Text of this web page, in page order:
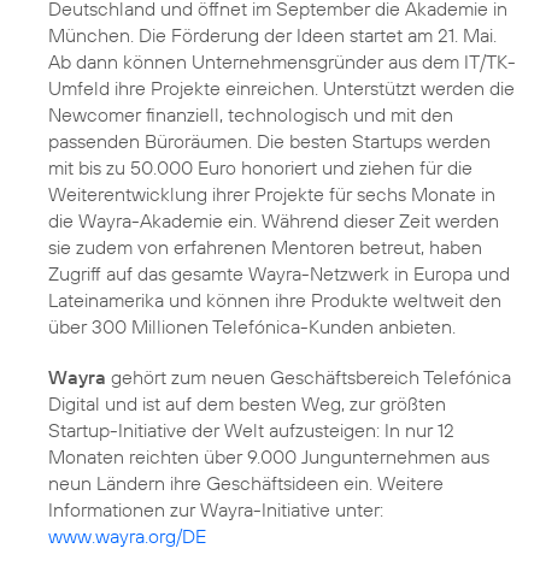
Deutschland und öffnet im September die Akademie in
München. Die Förderung der Ideen startet am 21. Mai.
Ab dann können Unternehmensgründer aus dem IT/TK-
Umfeld ihre Projekte einreichen. Unterstützt werden die
Newcomer finanziell, technologisch und mit den
passenden Büroräumen. Die besten Startups werden
mit bis zu 50.000 Euro honoriert und ziehen für die
Weiterentwicklung ihrer Projekte für sechs Monate in
die Wayra-Akademie ein. Während dieser Zeit werden
sie zudem von erfahrenen Mentoren betreut, haben
Zugriff auf das gesamte Wayra-Netzwerk in Europa und
Lateinamerika und können ihre Produkte weltweit den
über 300 Millionen Telefónica-Kunden anbieten.
Wayra gehört zum neuen Geschäftsbereich Telefónica
Digital und ist auf dem besten Weg, zur größten
Startup-Initiative der Welt aufzusteigen: In nur 12
Monaten reichten über 9.000 Jungunternehmen aus
neun Ländern ihre Geschäftsideen ein. Weitere
Informationen zur Wayra-Initiative unter:
www.wayra.org/DE